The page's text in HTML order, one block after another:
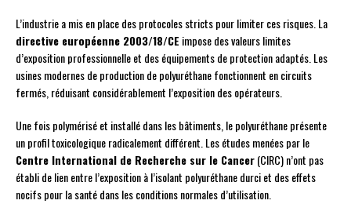
L’industrie a mis en place des protocoles stricts pour limiter ces risques. La
directive européenne 2003/18/CE impose des valeurs limites
d’exposition professionnelle et des équipements de protection adaptés. Les
usines modernes de production de polyuréthane fonctionnent en circuits
fermés, réduisant considérablement l’exposition des opérateurs.
Une fois polymérisé et installé dans les bâtiments, le polyuréthane présente
un profil toxicologique radicalement différent. Les études menées par le
Centre International de Recherche sur le Cancer(CIRC) n’ont pas
établi de lien entre l’exposition à l’isolant polyuréthane durci et des effets
nocifs pour la santé dans les conditions normales d’utilisation.